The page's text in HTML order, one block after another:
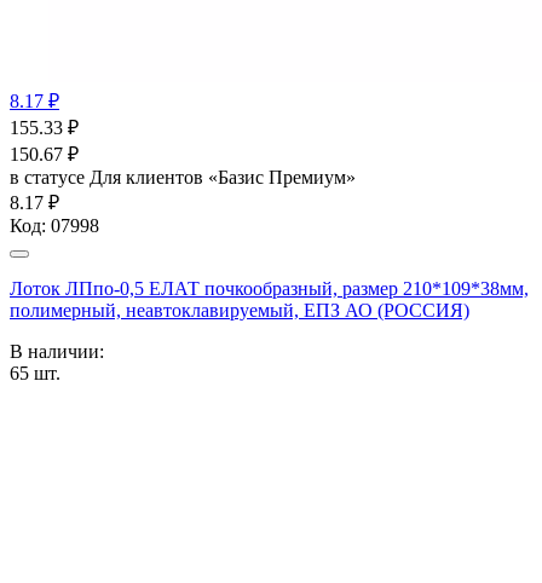
8.17 ₽
155.33 ₽
150.67 ₽
в статусе Для клиентов «Базис Премиум»
8.17 ₽
Код: 07998
Лоток ЛПпо-0,5 ЕЛАТ почкообразный, размер 210*109*38мм,
полимерный, неавтоклавируемый, ЕПЗ АО (РОССИЯ)
В наличии:
65 шт.